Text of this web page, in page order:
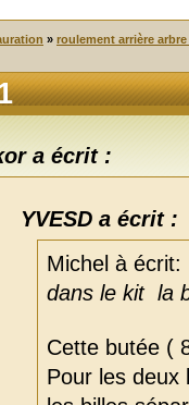
» roulement arrière
a écrit :
YVESD a écrit :
Michel à écrit:
dans le kit la
Cette butée (
Pour les deux